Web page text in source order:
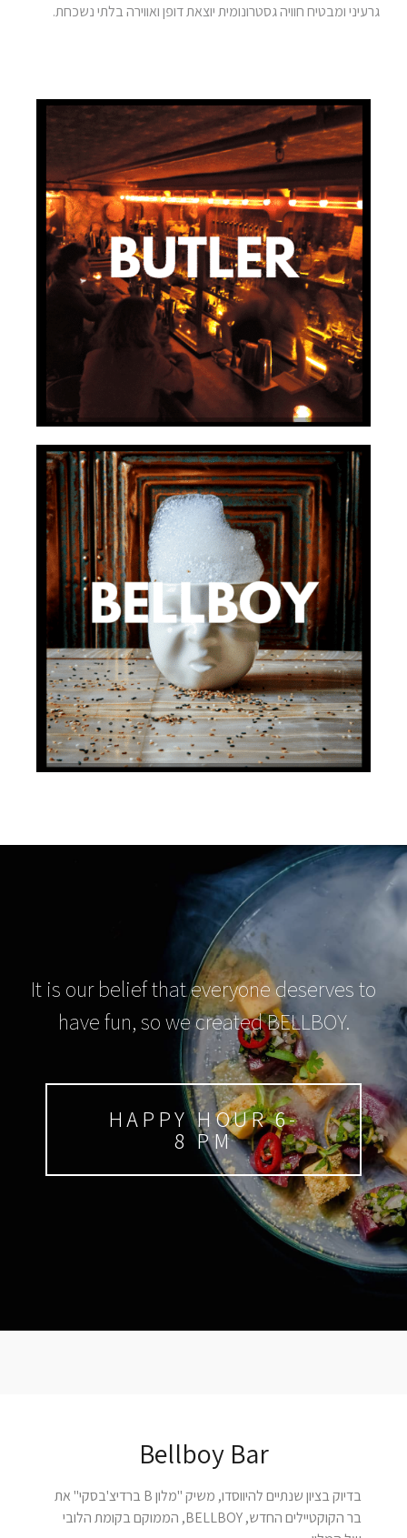
גרעיני ומבטיח חוויה גסטרונומית יוצאת דופן ואווירה בלתי נשכחת.
It is our belief that everyone deserves to
have fun, so we created BELLBOY.
HAPPY HOUR 6-
8 PM
Bellboy Bar
בדיוק בציון שנתיים להיווסדו, משיק "מלון B ברדיצ'בסקי" את
בר הקוקטיילים החדש, BELLBOY, הממוקם בקומת הלובי